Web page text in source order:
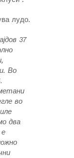
лудо.
37
Во
во
два